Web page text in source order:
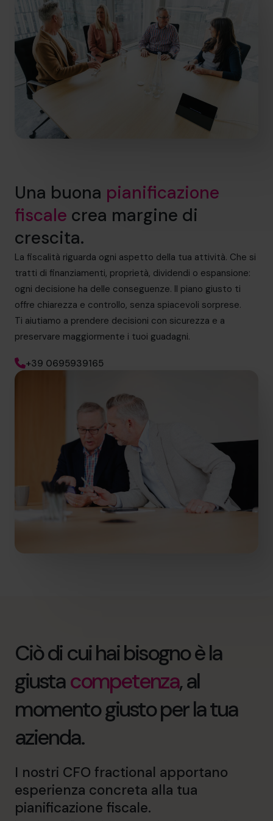
Una buona pianificazione
fiscale crea margine di
crescita.
La fiscalità riguarda ogni aspetto della tua attività. Che si
tratti di finanziamenti, proprietà, dividendi o espansione:
ogni decisione ha delle conseguenze. Il piano giusto ti
offre chiarezza e controllo, senza spiacevoli sorprese.
Ti aiutiamo a prendere decisioni con sicurezza e a
preservare maggiormente i tuoi guadagni.
+39 0695939165
Ciò di cui hai bisogno è la
giustacompetenza, al
momento giusto per la tua
azienda.
I nostri CFO fractional apportano
esperienza concreta alla tua
pianificazione fiscale.